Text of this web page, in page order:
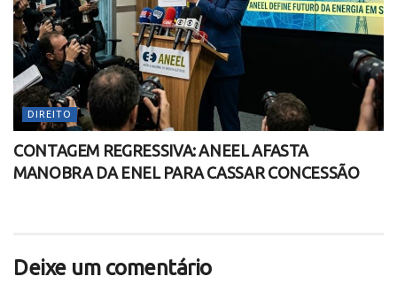
DIREITO
CONTAGEM REGRESSIVA: ANEEL AFASTA
MANOBRA DA ENEL PARA CASSAR CONCESSÃO
Deixe um comentário